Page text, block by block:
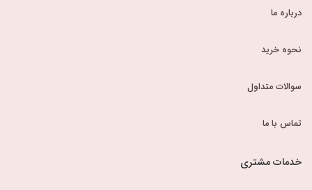
درباره ما
نحوه خرید
سوالات متداول
تماس با ما
خدمات مشتری